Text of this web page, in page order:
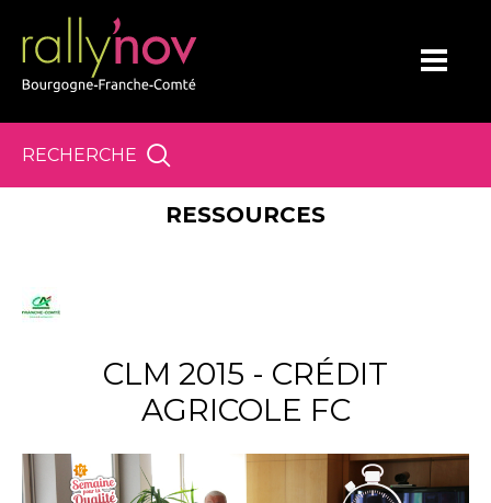
RECHERCHE
RESSOURCES
CLM 2015 - CRÉDIT
AGRICOLE FC